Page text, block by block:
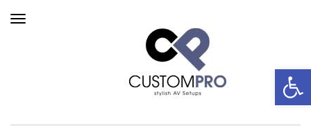
פתח סרגל נגישות